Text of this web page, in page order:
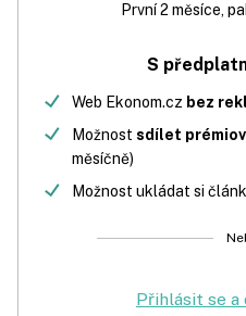
První 2 měsíce,
S
Web Ekonom.cz bez
Možnost sdílet
měsíčně)
Možnost ukládat si
Přihlásit se